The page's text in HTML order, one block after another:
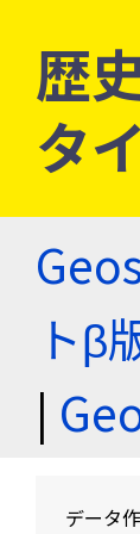
歴
タ
トβ
|
データ